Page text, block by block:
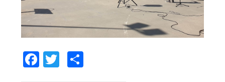
Facebook
Twitter